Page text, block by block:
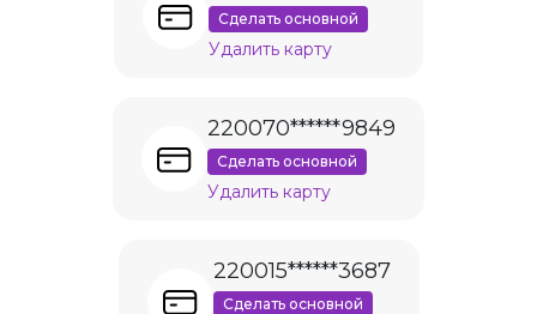
Сделать основной
Удалить карту
220070******9849
Сделать основной
Удалить карту
220015******3687
Сделать основной